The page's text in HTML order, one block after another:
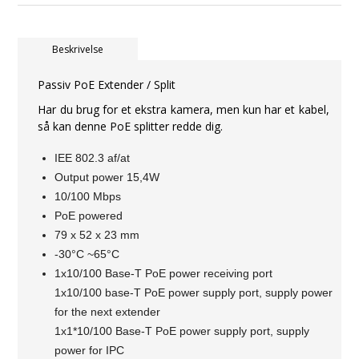
Beskrivelse
Passiv PoE Extender / Split
Har du brug for et ekstra kamera, men kun har et kabel,
så kan denne PoE splitter redde dig.
IEE 802.3 af/at
Output power 15,4W
10/100 Mbps
PoE powered
79 x 52 x 23 mm
-30°C ~65°C
1x10/100 Base-T PoE power receiving port
1x10/100 base-T PoE power supply port, supply power
for the next extender
1x1*10/100 Base-T PoE power supply port, supply
power for IPC